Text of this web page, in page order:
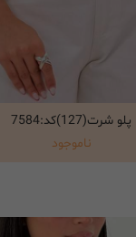
انتخاب گزینه ها
پلو شرت(127)کد:7584
ناموجود